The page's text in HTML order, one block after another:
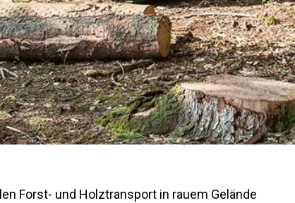
Forst- und Holztransport in rauem Gelände